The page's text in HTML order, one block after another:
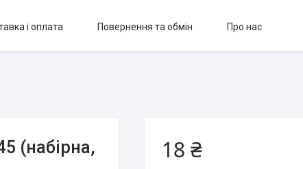
і оплата Повернення та обмін Про нас
(набірна,
18 ₴